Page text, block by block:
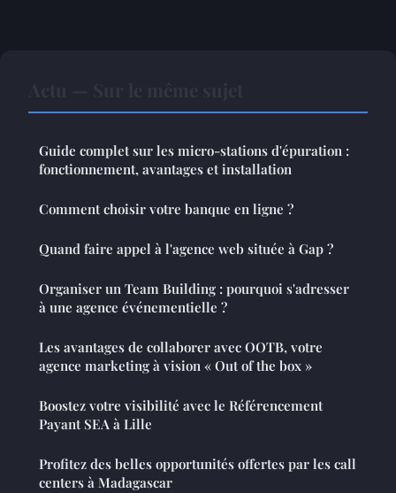
Guide complet sur les micro-stations d'épuration :
fonctionnement, avantages et installation
Comment choisir votre banque en ligne ?
Quand faire appel à l'agence web située à Gap ?
Organiser un Team Building : pourquoi s'adresser
à une agence événementielle ?
Les avantages de collaborer avec OOTB, votre
agence marketing à vision « Out of the box »
Boostez votre visibilité avec le Référencement
Payant SEA à Lille
Profitez des belles opportunités offertes par les call
centers à Madagascar